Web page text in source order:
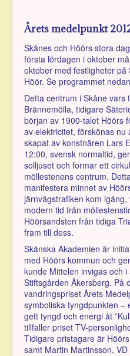
Vänföreningen
Kontakt
Årets medelpunkt
Skånes och Höörs stora
första lördagen i oktober
oktober med festligheter
Höör. Se programmet
Detta centrum i Skåne vars
Brännemölla, tidigare
början av 1900-talet Höörs
av elektricitet, förskönas nu
skapat av konstnären Lars
12:00, svensk normaltid,
solljuset och formar ett
möllestenens centrum.
manifestera minnet av
järnvägstrafiken kom
modern tid från
Höörsandsten från tidiga
fram till dess.
Skånska Akademien är
med Höörs kommun och
kunde Mittelen invigas och
Stiftsgården Åkersberg. På
vandringspriset Årets
symboliska tyngdpunkten –
gett tyngd och energi åt
tillfaller priset TV-
Tidigare pristagare är
samt Martin Martinsson, VD